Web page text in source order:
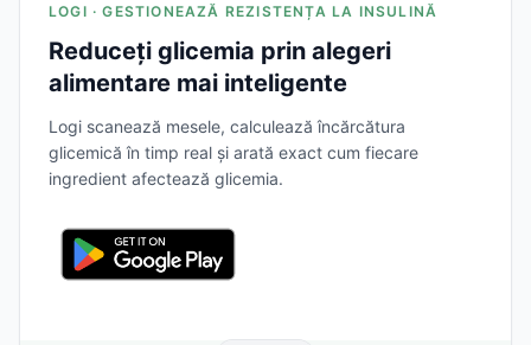
LOGI · GESTIONEAZĂ REZISTENȚA LA INSULINĂ
Reduceți glicemia prin alegeri
alimentare mai inteligente
Logi scanează mesele, calculează încărcătura
glicemică în timp real și arată exact cum fiecare
ingredient afectează glicemia.